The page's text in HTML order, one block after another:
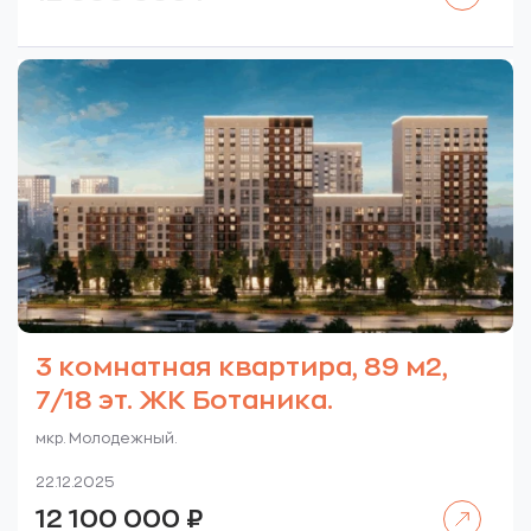
3 комнатная квартира, 89 м2,
7/18 эт. ЖК Ботаника.
мкр. Молодежный.
22.12.2025
12 100 000 ₽